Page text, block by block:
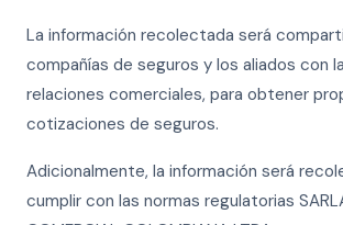
La información recolectada será
compañías de seguros y los aliados con
relaciones comerciales, para obtener
cotizaciones de seguros.
Adicionalmente, la información será
cumplir con las normas regulatorias